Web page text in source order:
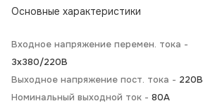
Основные характеристики
Входное напряжение перемен. тока -
3х380/220В
Выходное напряжение пост. тока - 220В
Номинальный выходной ток - 80А